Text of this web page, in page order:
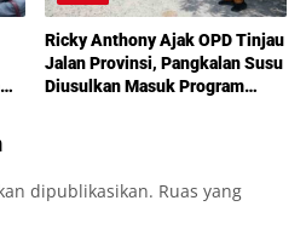
Ricky Anthony Ajak OPD Tinjau
Jalan Provinsi, Pangkalan Susu
Diusulkan Masuk Program
dipublikasikan. Ruas yang